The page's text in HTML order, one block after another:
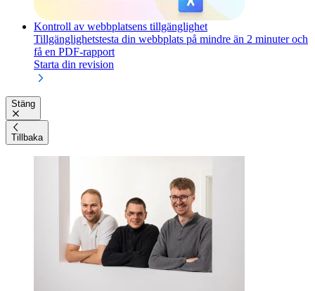
Kontroll av webbplatsens tillgänglighet
Tillgänglighetstesta din webbplats på mindre än 2 minuter och
få en PDF-rapport
Starta din revision
Stäng
Tillbaka